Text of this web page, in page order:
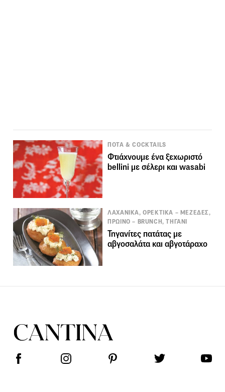
ΠΟΤΑ & COCKTAILS
Φτιάχνουμε ένα ξεχωριστό
bellini με σέλερι και wasabi
ΛΑΧΑΝΙΚΑ, ΟΡΕΚΤΙΚΑ – ΜΕΖΕΔΕΣ,
ΠΡΩΙΝΟ – BRUNCH, ΤΗΓΑΝΙ
Τηγανίτες πατάτας με
αβγοσαλάτα και αβγοτάραχο